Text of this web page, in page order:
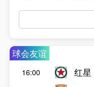
球会友谊
16:00
红星